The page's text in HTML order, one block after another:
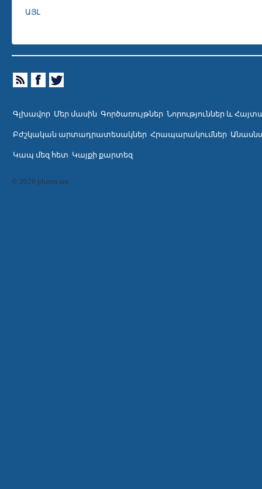
ԱՅԼ
Գլխավոր Մեր մասին Գործառույթներ Նորություններ և
Բժշկական արտադրատեսակներ Հրապարակումներ
Կապ մեզ հետ Կայքի քարտեզ
© 2026 pharm.am